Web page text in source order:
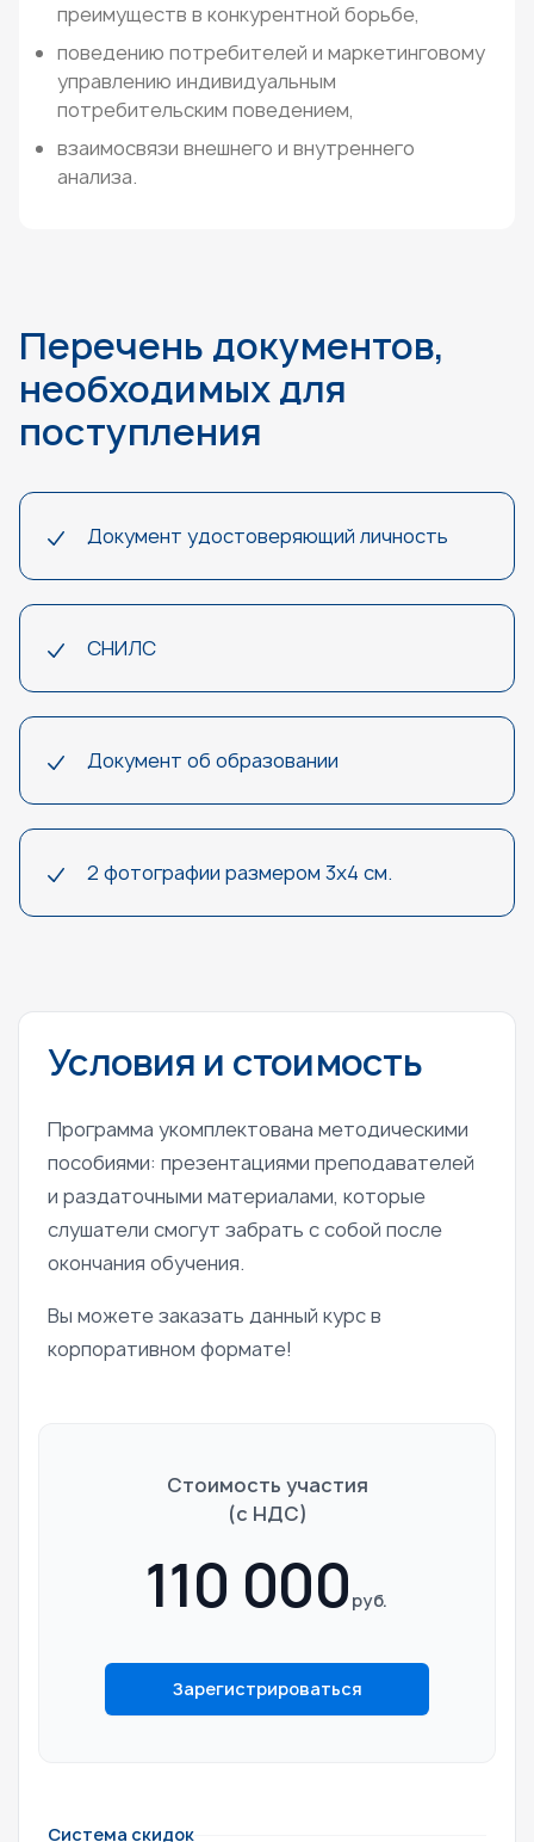
преимуществ в конкурентной борьбе,
поведению потребителей и маркетинговому
управлению индивидуальным
потребительским поведением,
взаимосвязи внешнего и внутреннего
анализа.
Перечень документов,
необходимых для
поступления
Документ удостоверяющий личность
СНИЛС
Документ об образовании
2 фотографии размером 3x4 см.
Условия и стоимость
Программа укомплектована методическими
пособиями: презентациями преподавателей
и раздаточными материалами, которые
слушатели смогут забрать с собой после
окончания обучения.
Вы можете заказать данный курс в
корпоративном формате!
Стоимость участия
(c НДС)
110 000 руб.
Зарегистрироваться
Система скидок